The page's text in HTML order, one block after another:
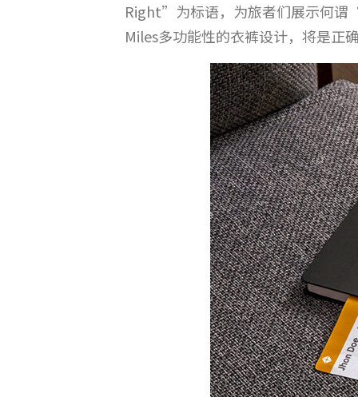
Right”为标语，为旅者们展示何谓
Miles多功能性的衣裤设计，将是正